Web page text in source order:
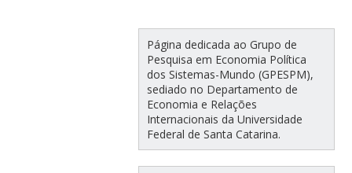
Página dedicada ao Grupo de
Pesquisa em Economia Política
dos Sistemas-Mundo (GPESPM),
sediado no Departamento de
Economia e Relações
Internacionais da Universidade
Federal de Santa Catarina.